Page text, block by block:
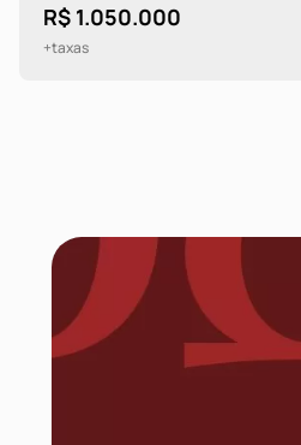
R$ 1.050.000
+taxas